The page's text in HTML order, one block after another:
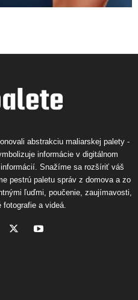
abstrakciu maliarskej palety -
informácie v digitálnom
Snažíme sa rozšíriť váš
pestrú paletu správ z domova a zo
ľuďmi, poučenie, zaujímavosti,
fotografie a videá.